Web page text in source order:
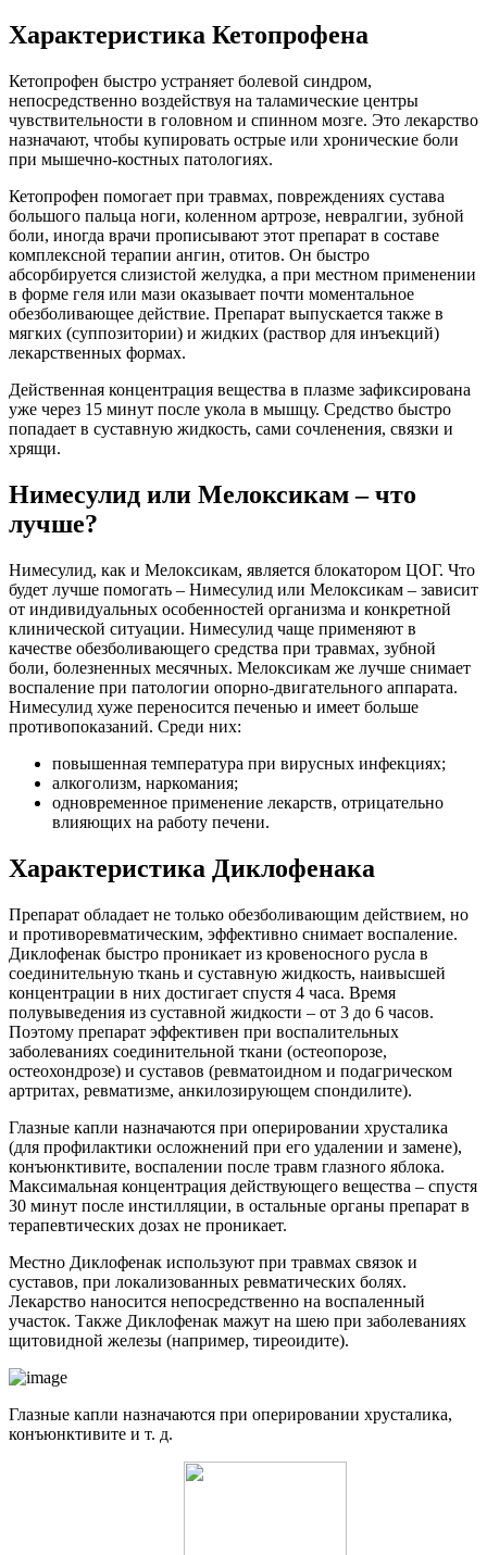
Характеристика Кетопрофена
Кетопрофен быстро устраняет болевой синдром,
непосредственно воздействуя на таламические центры
чувствительности в головном и спинном мозге. Это лекарство
назначают, чтобы купировать острые или хронические боли
при мышечно-костных патологиях.
Кетопрофен помогает при травмах, повреждениях сустава
большого пальца ноги, коленном артрозе, невралгии, зубной
боли, иногда врачи прописывают этот препарат в составе
комплексной терапии ангин, отитов. Он быстро
абсорбируется слизистой желудка, а при местном применении
в форме геля или мази оказывает почти моментальное
обезболивающее действие. Препарат выпускается также в
мягких (суппозитории) и жидких (раствор для инъекций)
лекарственных формах.
Действенная концентрация вещества в плазме зафиксирована
уже через 15 минут после укола в мышцу. Средство быстро
попадает в суставную жидкость, сами сочленения, связки и
хрящи.
Нимесулид или Мелоксикам – что
лучше?
Нимесулид, как и Мелоксикам, является блокатором ЦОГ. Что
будет лучше помогать – Нимесулид или Мелоксикам – зависит
от индивидуальных особенностей организма и конкретной
клинической ситуации. Нимесулид чаще применяют в
качестве обезболивающего средства при травмах, зубной
боли, болезненных месячных. Мелоксикам же лучше снимает
воспаление при патологии опорно-двигательного аппарата.
Нимесулид хуже переносится печенью и имеет больше
противопоказаний. Среди них:
повышенная температура при вирусных инфекциях;
алкоголизм, наркомания;
одновременное применение лекарств, отрицательно
влияющих на работу печени.
Характеристика Диклофенака
Препарат обладает не только обезболивающим действием, но
и противоревматическим, эффективно снимает воспаление.
Диклофенак быстро проникает из кровеносного русла в
соединительную ткань и суставную жидкость, наивысшей
концентрации в них достигает спустя 4 часа. Время
полувыведения из суставной жидкости – от 3 до 6 часов.
Поэтому препарат эффективен при воспалительных
заболеваниях соединительной ткани (остеопорозе,
остеохондрозе) и суставов (ревматоидном и подагрическом
артритах, ревматизме, анкилозирующем спондилите).
Глазные капли назначаются при оперировании хрусталика
(для профилактики осложнений при его удалении и замене),
конъюнктивите, воспалении после травм глазного яблока.
Максимальная концентрация действующего вещества – спустя
30 минут после инстилляции, в остальные органы препарат в
терапевтических дозах не проникает.
Местно Диклофенак используют при травмах связок и
суставов, при локализованных ревматических болях.
Лекарство наносится непосредственно на воспаленный
участок. Также Диклофенак мажут на шею при заболеваниях
щитовидной железы (например, тиреоидите).
Глазные капли назначаются при оперировании хрусталика,
конъюнктивите и т. д.